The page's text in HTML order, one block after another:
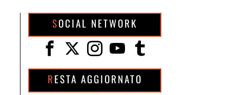
SOCIAL NETWORK
RESTA AGGIORNATO